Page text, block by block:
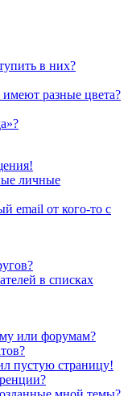
в них?
разные цвета?
личные
email от кого-то с
в списках
или форумам?
пустую страницу!